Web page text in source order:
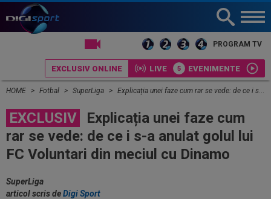
PROGRAM TV
EXCLUSIV ONLINE LIVE EVENIMENTE
HOME Fotbal SuperLiga Explicația unei faze cum rar se vede: de ce i s-a anulat golul lui FC Voluntari din meciul cu Dinamo
EXCLUSIV
Explicația unei faze cum
rar se vede: de ce i s-a anulat golul lui
FC Voluntari din meciul cu Dinamo
SuperLiga
articol scris deDigi Sport